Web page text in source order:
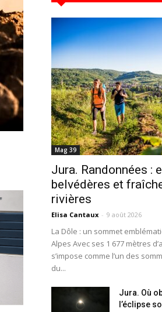
Mag 39
Jura. Randonnées :
belvédères et
rivières
Elisa Cantaux - 9 août 2026
La Dôle : un sommet
Alpes Avec ses 1 677 mètres
s’impose comme l’un des
du...
Jura. Où
l’éclipse